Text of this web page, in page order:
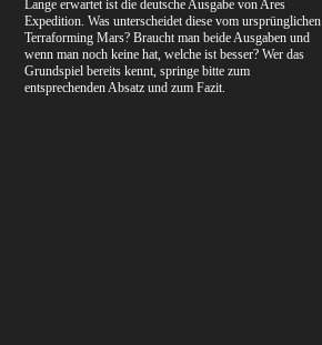
Lange erwartet ist die deutsche Ausgabe von Ares
Expedition. Was unterscheidet diese vom ursprünglichen
Terraforming Mars? Braucht man beide Ausgaben und
wenn man noch keine hat, welche ist besser? Wer das
Grundspiel bereits kennt, springe bitte zum
entsprechenden Absatz und zum Fazit.